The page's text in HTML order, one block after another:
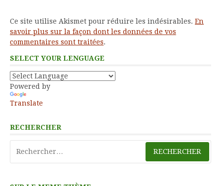
Ce site utilise Akismet pour réduire les indésirables. En
savoir plus sur la façon dont les données de vos
commentaires sont traitées.
SELECT YOUR LENGUAGE
Powered by
Translate
RECHERCHER